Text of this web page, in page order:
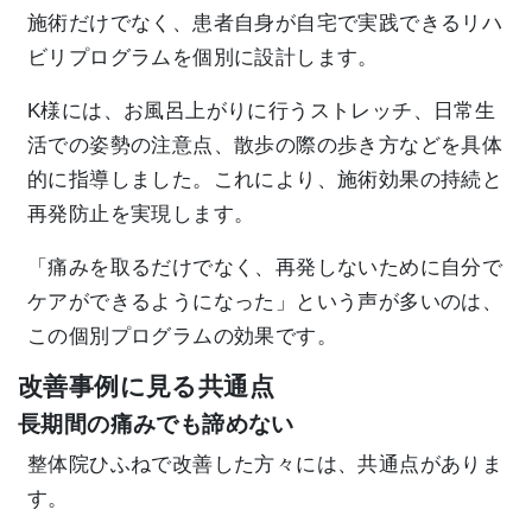
施術だけでなく、患者自身が自宅で実践できるリハ
ビリプログラムを個別に設計します。
K様には、お風呂上がりに行うストレッチ、日常生
活での姿勢の注意点、散歩の際の歩き方などを具体
的に指導しました。これにより、施術効果の持続と
再発防止を実現します。
「痛みを取るだけでなく、再発しないために自分で
ケアができるようになった」という声が多いのは、
この個別プログラムの効果です。
改善事例に見る共通点
長期間の痛みでも諦めない
整体院ひふねで改善した方々には、共通点がありま
す。